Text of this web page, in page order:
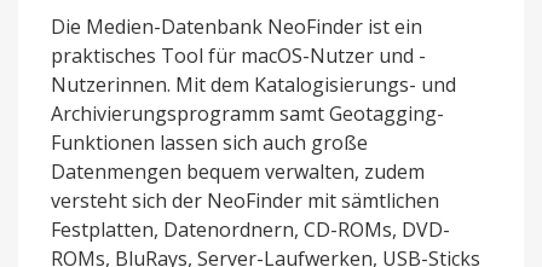
Die Medien-Datenbank NeoFinder ist ein
praktisches Tool für macOS-Nutzer und -
Nutzerinnen. Mit dem Katalogisierungs- und
Archivierungsprogramm samt Geotagging-
Funktionen lassen sich auch große
Datenmengen bequem verwalten, zudem
versteht sich der NeoFinder mit sämtlichen
Festplatten, Datenordnern, CD-ROMs, DVD-
ROMs, BluRays, Server-Laufwerken, USB-Sticks